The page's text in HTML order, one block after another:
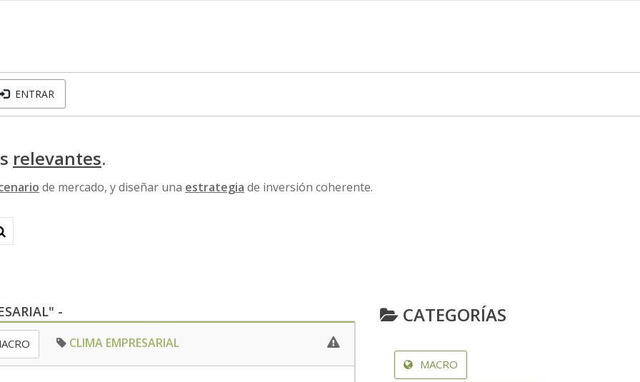
ENTRAR
relevantes.
de mercado, y diseñar una estrategia de inversión coherente.
-
CLIMA EMPRESARIAL
CATEGORÍAS
MACRO